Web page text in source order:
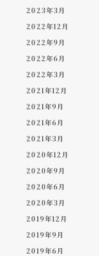
2023年3月
2022年12月
2022年9月
2022年6月
2022年3月
2021年12月
2021年9月
2021年6月
2021年3月
2020年12月
2020年9月
2020年6月
2020年3月
2019年12月
2019年9月
2019年6月